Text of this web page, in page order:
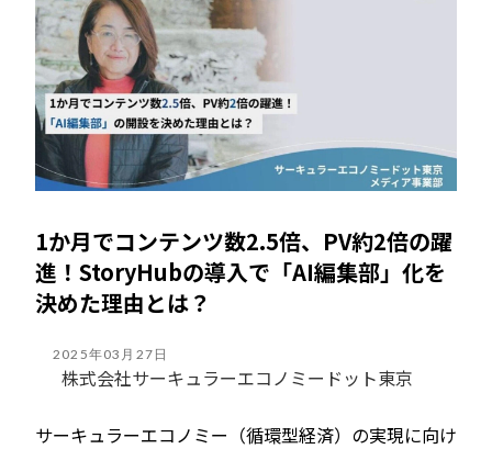
1か月でコンテンツ数2.5倍、PV約2倍の躍
進！StoryHubの導入で「AI編集部」化を
決めた理由とは？
2025年03月27日
株式会社サーキュラーエコノミードット東京
サーキュラーエコノミー（循環型経済）の実現に向け